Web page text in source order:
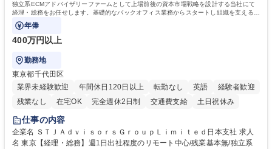
独立系ECMアドバイザリーファームとして上場前後の資本市場戦略を設計する当社にて
経理・総務をお任せします。基礎的なバックオフィス業務からスタートし組織を支える専
任担当として広く活躍できる環境です。
年俸
400万円以上
勤務地
東京都千代田区
業界未経験歓迎
年間休日120日以上 転勤なし 英語
経験者歓迎
残業なし
在宅OK 完全週休2日制 交通費支給 土日祝休み
仕事の内容
企業名 ＳＴＪＡｄｖｉｓｏｒｓＧｒｏｕｐＬｉｍｉｔｅｄ日本支社 求人
名 東京【経理・総務】週1日出社程度のリモート中心/残業基本無/独立系